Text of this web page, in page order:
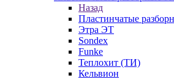
Назад
Пластинчатые
Этра ЭТ
Sondex
Funke
Теплохит (ТИ)
Кельвион